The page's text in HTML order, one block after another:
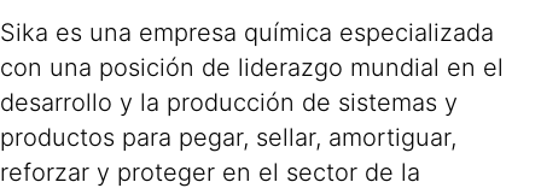
Sika es una empresa química especializada
con una posición de liderazgo mundial en el
desarrollo y la producción de sistemas y
productos para pegar, sellar, amortiguar,
reforzar y proteger en el sector de la